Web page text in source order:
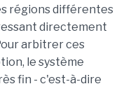
régions différentes
directement
arbitrer ces
le système
fin - c'est-à-dire